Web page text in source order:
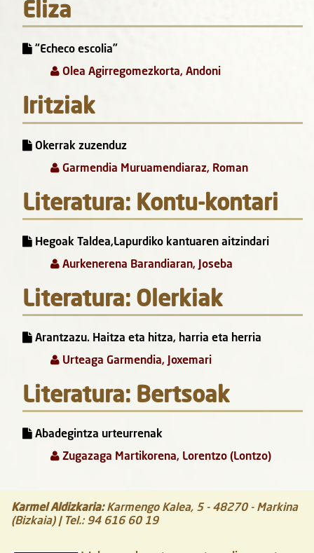
Eliza
“Echeco escolia”
Olea Agirregomezkorta, Andoni
Iritziak
Okerrak zuzenduz
Garmendia Muruamendiaraz, Roman
Literatura: Kontu-kontari
Hegoak Taldea,Lapurdiko kantuaren aitzindari
Aurkenerena Barandiaran, Joseba
Literatura: Olerkiak
Arantzazu. Haitza eta hitza, harria eta herria
Urteaga Garmendia, Joxemari
Literatura: Bertsoak
Abadegintza urteurrenak
Zugazaga Martikorena, Lorentzo (Lontzo)
Karmel Aldizkaria: Karmengo Kalea, 5 - 48270- Markina
(Bizkaia)| Tel.: 94 616 60 19